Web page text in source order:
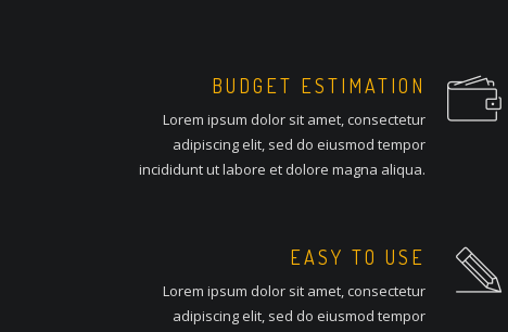
BUDGET ESTIMATION
Lorem ipsum dolor sit amet, consectetur
adipiscing elit, sed do eiusmod tempor
incididunt ut labore et dolore magna aliqua.
EASY TO USE
Lorem ipsum dolor sit amet, consectetur
adipiscing elit, sed do eiusmod tempor